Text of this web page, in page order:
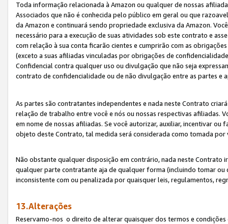
Toda informação relacionada à Amazon ou qualquer de nossas
Associados que não é conhecida pelo público em geral ou que
da Amazon e continuará sendo propriedade exclusiva da Amazon.
necessário para a execução de suas atividades sob este contrato e
com relação à sua conta ficarão cientes e cumprirão com as
(exceto a suas afiliadas vinculadas por obrigações de
Confidencial contra qualquer uso ou divulgação que não seja
contrato de confidencialidade ou de não divulgação entre as partes e
As partes são contratantes independentes e nada neste Contrato
relação de trabalho entre você e nós ou nossas respectivas afiliadas.
em nome de nossas afiliadas. Se você autorizar, auxiliar, incentivar
objeto deste Contrato, tal medida será considerada como tomada por
Não obstante qualquer disposição em contrário, nada neste
qualquer parte contratante aja de qualquer forma (incluindo tomar ou
inconsistente com ou penalizada por quaisquer leis, regulamentos,
13.Alterações
Reservamo-nos o direito de alterar quaisquer dos termos e